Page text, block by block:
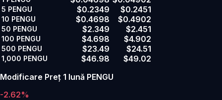
5 PENGU $0.2349 $0.2451
10 PENGU $0.4698 $0.4902
50 PENGU $2.349 $2.451
100 PENGU $4.698 $4.902
500 PENGU $23.49 $24.51
1,000 PENGU $46.98
$49.02
Modificare Preț 1 lună PENGU
-2.62%